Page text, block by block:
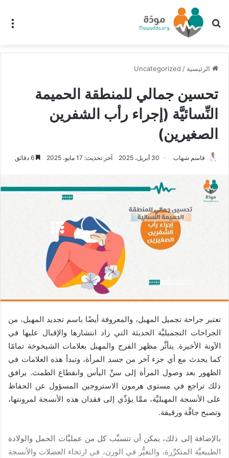
بحث عن
الرئيسية /
Uncategorized
تحسين جمالي للمنطقة الحميمة
النِّسائيَّة (إجراء رأب الشفرين
الصغيرين)
قاسم شهاب 30 أبريل، 2025 آخر تحديث: 17 مايو، 2025
تعتبر جراحة تجميل المهبل، والمعروفة أيضًا باسم تجديد المهبل، من
الجراحات التجميليَّة الحديثة التي زاد انتشارها والإقبال عليها في
الآونة الأخيرة. يتأثَّر مظهر الفرج والمهبل بعلامات الشيخوخة تمامًا
كما يحدث مع أي جزء آخر من جسد المرأة، وتبدأ هذه العلامات في
الظهور بعد وصول المرأة إلى سنِّ اليأس وانقطاع الطمث. يرافق
ذلك تراجع في مستوى هرمون الاستروجين المسؤول عن الحفاظ
على الأنسجة المهبليَّة، ممَّا يؤدِّي إلى فقدان هذه الأنسجة لمرونتها،
وتصبح جافَّة ورقيقة.
بالإضافة إلى ذلك، يمكن أن تتسبِّب كل من عمليَّات الحمل والولادة
الطبيعيَّة المتكرِّرة، والتغيُّر في الوزن، في ارتخاء العضلات والأنسجة